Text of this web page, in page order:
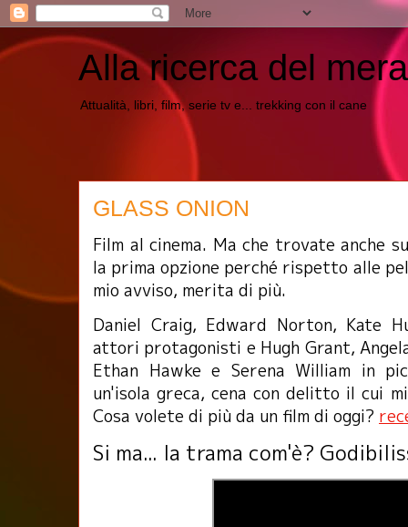
Alla ricerca del
Attualità, libri, film, serie tv e... trekking con il cane
GLASS ONION
Film al cinema. Ma che trovate anche
la prima opzione perché rispetto alle
mio avviso, merita di più.
Daniel Craig, Edward Norton, Kate
attori protagonisti e Hugh Grant,
Ethan Hawke e Serena William in
un'isola greca, cena con delitto il cui
Cosa volete di più da un film di oggi?
Si ma... la trama com'è?